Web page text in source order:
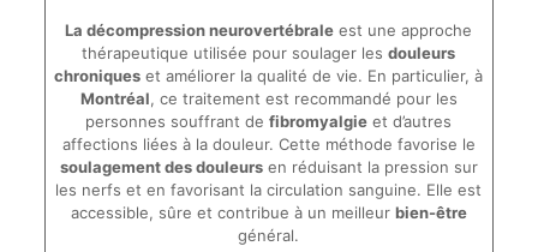
La décompression neurovertébrale est une approche
thérapeutique utilisée pour soulager lesdouleurs
chroniques et améliorer la qualité de vie. En particulier, à
Montréal, ce traitement est recommandé pour les
personnes souffrant defibromyalgie et d’autres
affections liées à la douleur. Cette méthode favorise le
soulagement des douleursen réduisant la pression sur
les nerfs et en favorisant la circulation sanguine. Elle est
accessible, sûre et contribue à un meilleur bien-être
général.